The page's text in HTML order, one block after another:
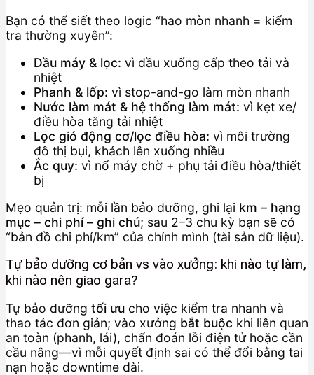
Bạn có thể siết theo logic “hao mòn nhanh = kiểm
tra thường xuyên”:
Dầu máy & lọc: vì dầu xuống cấp theo tải và
nhiệt
Phanh & lốp: vì stop-and-go làm mòn nhanh
Nước làm mát & hệ thống làm mát: vì kẹt xe/
điều hòa tăng tải nhiệt
Lọc gió động cơ/lọc điều hòa: vì môi trường
đô thị bụi, khách lên xuống nhiều
Ắc quy: vì nổ máy chờ + phụ tải điều hòa/thiết
bị
Mẹo quản trị: mỗi lần bảo dưỡng, ghi lại km – hạng
mục – chi phí – ghi chú; sau 2–3 chu kỳ bạn sẽ có
“bản đồ chi phí/km” của chính mình (tài sản dữ liệu).
Tự bảo dưỡng cơ bản vs vào xưởng: khi nào tự làm,
khi nào nên giao gara?
Tự bảo dưỡng tối ưu cho việc kiểm tra nhanh và
thao tác đơn giản; vào xưởng bắt buộc khi liên quan
an toàn (phanh, lái), chẩn đoán lỗi điện tử hoặc cần
cầu nâng—vì mỗi quyết định sai có thể đổi bằng tai
nạn hoặc downtime dài.